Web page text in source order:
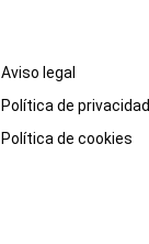
Aviso legal
Política de privacidad
Política de cookies